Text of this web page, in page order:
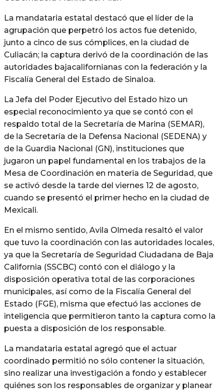
La mandataria estatal destacó que el líder de la
agrupación que perpetró los actos fue detenido,
junto a cinco de sus cómplices, en la ciudad de
Culiacán; la captura derivó de la coordinación de las
autoridades bajacalifornianas con la federación y la
Fiscalía General del Estado de Sinaloa.
La Jefa del Poder Ejecutivo del Estado hizo un
especial reconocimiento ya que se contó con el
respaldo total de la Secretaría de Marina (SEMAR),
de la Secretaría de la Defensa Nacional (SEDENA) y
de la Guardia Nacional (GN), instituciones que
jugaron un papel fundamental en los trabajos de la
Mesa de Coordinación en materia de Seguridad, que
se activó desde la tarde del viernes 12 de agosto,
cuando se presentó el primer hecho en la ciudad de
Mexicali.
En el mismo sentido, Avila Olmeda resaltó el valor
que tuvo la coordinación con las autoridades locales,
ya que la Secretaría de Seguridad Ciudadana de Baja
California (SSCBC) contó con el diálogo y la
disposición operativa total de las corporaciones
municipales, así como de la Fiscalía General del
Estado (FGE), misma que efectuó las acciones de
inteligencia que permitieron tanto la captura como la
puesta a disposición de los responsable.
La mandataria estatal agregó que el actuar
coordinado permitió no sólo contener la situación,
sino realizar una investigación a fondo y establecer
quiénes son los responsables de organizar y planear